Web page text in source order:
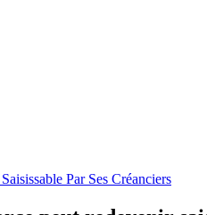
Par Ses Créanciers